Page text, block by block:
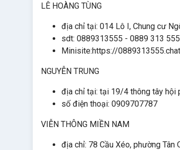
LÊ HOÀNG TÙNG
địa chỉ tại: 014 Lô I, Chung cư
sdt: 0889313555 - 0889 313 555
Minisite:https://
NGUYỄN TRUNG
địa chỉ tại: tại 19/4 thông tây hội
số điện thoại: 0909707787
VIỄN THÔNG MIỀN NAM
địa chỉ: 78 Cầu Xéo, phường Tân